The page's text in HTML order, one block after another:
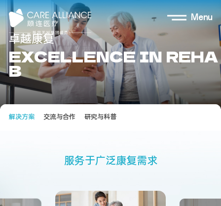
Menu
卓越康复
EXCELLENCE IN REHA
B
解决方案 交流与合作 研究与科普
服务于广泛康复需求